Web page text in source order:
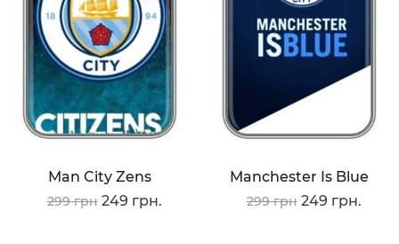
Man City Zens
299 грн 249 грн.
Manchester Is Blue
299 грн 249 грн.